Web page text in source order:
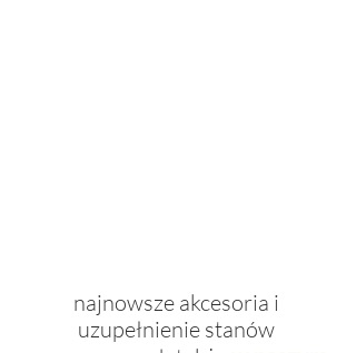
najnowsze akcesoria i
uzupełnienie stanów